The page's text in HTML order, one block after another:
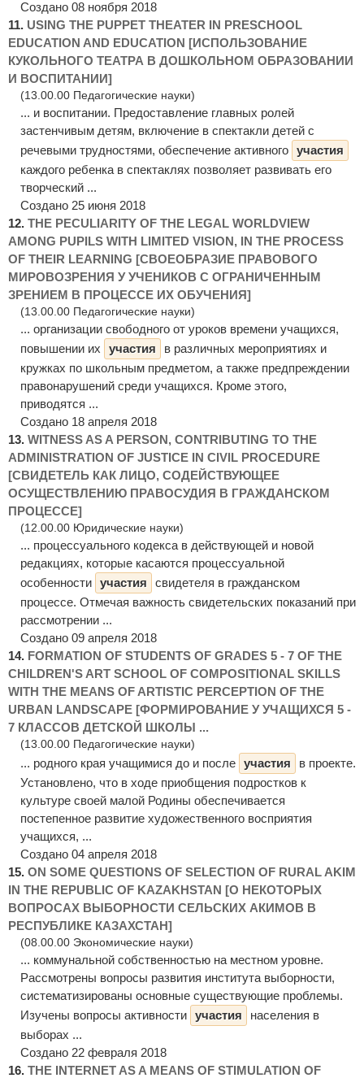
Создано 08 ноября 2018
11. USING THE PUPPET THEATER IN PRESCHOOL
EDUCATION AND EDUCATION [ИСПОЛЬЗОВАНИЕ
КУКОЛЬНОГО ТЕАТРА В ДОШКОЛЬНОМ ОБРАЗОВАНИИ
И ВОСПИТАНИИ]
(13.00.00 Педагогические науки)
... и воспитании. Предоставление главных ролей
застенчивым детям, включение в спектакли детей с
речевыми трудностями, обеспечение активного участия
каждого ребенка в спектаклях позволяет развивать его
творческий ...
Создано 25 июня 2018
12. THE PECULIARITY OF THE LEGAL WORLDVIEW
AMONG PUPILS WITH LIMITED VISION, IN THE PROCESS
OF THEIR LEARNING [СВОЕОБРАЗИЕ ПРАВОВОГО
МИРОВОЗРЕНИЯ У УЧЕНИКОВ С ОГРАНИЧЕННЫМ
ЗРЕНИЕМ В ПРОЦЕССЕ ИХ ОБУЧЕНИЯ]
(13.00.00 Педагогические науки)
... организации свободного от уроков времени учащихся,
повышении их
участия
в различных мероприятиях и
кружках по школьным предметом, а также предпреждении
правонарушений среди учащихся. Кроме этого,
приводятся ...
Создано 18 апреля 2018
13. WITNESS AS A PERSON, CONTRIBUTING TO THE
ADMINISTRATION OF JUSTICE IN CIVIL PROCEDURE
[СВИДЕТЕЛЬ КАК ЛИЦО, СОДЕЙСТВУЮЩЕЕ
ОСУЩЕСТВЛЕНИЮ ПРАВОСУДИЯ В ГРАЖДАНСКОМ
ПРОЦЕССЕ]
(12.00.00 Юридические науки)
... процессуального кодекса в действующей и новой
редакциях, которые касаются процессуальной
особенности участия
свидетеля в гражданском
процессе. Отмечая важность свидетельских показаний при
рассмотрении ...
Создано 09 апреля 2018
14. FORMATION OF STUDENTS OF GRADES 5 - 7 OF THE
CHILDREN'S ART SCHOOL OF COMPOSITIONAL SKILLS
WITH THE MEANS OF ARTISTIC PERCEPTION OF THE
URBAN LANDSCAPE [ФОРМИРОВАНИЕ У УЧАЩИХСЯ 5 -
7 КЛАССОВ ДЕТСКОЙ ШКОЛЫ ...
(13.00.00 Педагогические науки)
... родного края учащимися до и после участия
в проекте.
Установлено, что в ходе приобщения подростков к
культуре своей малой Родины обеспечивается
постепенное развитие художественного восприятия
учащихся, ...
Создано 04 апреля 2018
15. ON SOME QUESTIONS OF SELECTION OF RURAL AKIM
IN THE REPUBLIC OF KAZAKHSTAN [О НЕКОТОРЫХ
ВОПРОСАХ ВЫБОРНОСТИ СЕЛЬСКИХ АКИМОВ В
РЕСПУБЛИКЕ КАЗАХСТАН]
(08.00.00 Экономические науки)
... коммунальной собственностью на местном уровне.
Рассмотрены вопросы развития института выборности,
систематизированы основные существующие проблемы.
Изучены вопросы активности участия
населения в
выборах ...
Создано 22 февраля 2018
16. THE INTERNET AS A MEANS OF STIMULATION OF